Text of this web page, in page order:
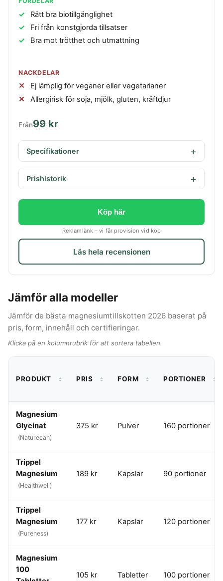
Rätt bra biotillgänglighet
Fri från konstgjorda tillsatser
Bra mot trötthet och utmattning
NACKDELAR
Ej lämplig för veganer eller vegetarianer
Allergirisk för soja, mjölk, gluten, kräftdjur
Från99 kr
Specifikationer
Prishistorik
Köp här
Reklamlänk – vi får provision vid köp
Läs hela recensionen
Jämför alla modeller
Jämför de bästa magnesiumtillskotten 2026 baserat på
pris, form, innehåll och certifieringar.
Klicka på en kolumnrubrik för att sortera tabellen.
PRODUKT PRIS FORM PORTIONER
Magnesium
Glycinat
(Naturecan)
375 kr Pulver 160 portioner
Trippel
Magnesium
(Healthwell)
189 kr Kapslar 90 portioner
Trippel
Magnesium
(Pureness)
177 kr Kapslar 120 portioner
Magnesium
100
105 kr Tabletter 100 portioner